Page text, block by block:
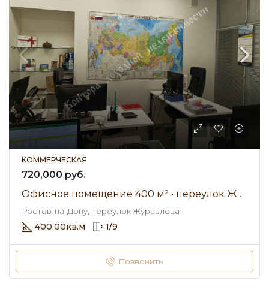
КОММЕРЧЕСКАЯ
720,000 руб.
Офисное помещение 400 м² • переулок Журавлёва • Аренда 720 000 ₽/мес
Ростов-на-Дону, переулок Журавлёва
400.00кв.м 1/9
Позвонить